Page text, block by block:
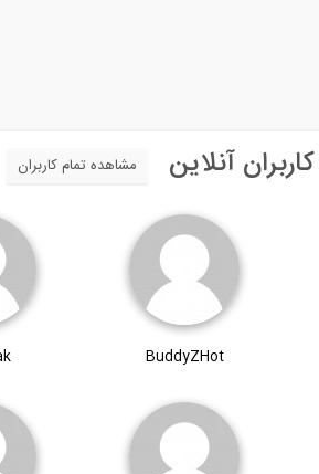
کاربران آنلاین مشاهده تمام کاربران
BuddyZHot